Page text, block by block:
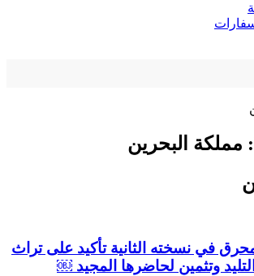
في نسخته الثانية تأكيد على تراث
وتثمين لحاضرها المجيد ￼